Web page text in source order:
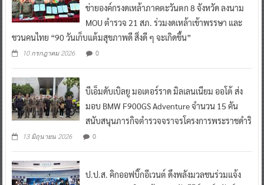
ข่ายองค์กรงดเหล้าภาคตะวันตก 8 จังหวัด ลงนาม
MOU ตำรวจ 21 สภ. ร่วมงดเหล้าเข้าพรรษา และ
ชวนคนไทย “90 วันเก็บแต้มสุขภาพดี สิ่งดี ๆ จะเกิดขึ้น”
10 กรกฎาคม 2026 0
บีเอ็มดับเบิลยู มอเตอร์ราด มิลเลนเนียม ออโต้ ส่ง
มอบ BMW F900GS Adventure จำนวน 15 คัน
สนับสนุนภารกิจตำรวจจราจรโครงการพระราชดำริ
13 มิถุนายน 2026 0
ป.ป.ส. คิกออฟบิ๊กอีเวนต์ ดึงพลังมวลชนร่วมแจ้ง